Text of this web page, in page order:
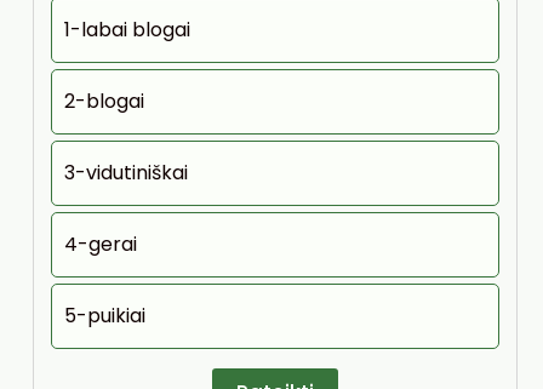
1-labai blogai
2-blogai
3-vidutiniškai
4-gerai
5-puikiai